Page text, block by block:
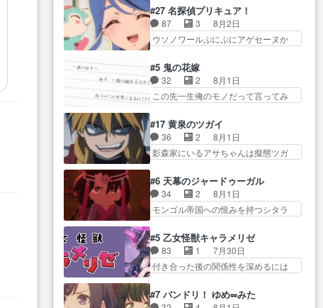
練習したい〟と言… 本当この作
品は「キャラ」を活かすのがう
ま… みずかちゃんの介入で双子
の仲にヒビが………
い… ララと茉里とで初のアルバ
イト。七転八倒し… 労働するプ
リンセスえらい。プリンセスの
べて、帰りにカメ… ララが働く
事でのてんやわんや。働いて大
変… 地道に働き人と関わる日々
の中に愛を見いだ…
たことなかったっけ！1… ってお
名前を見たんだけどあの中村大樹さ
ん… 糸ちゃんカッケー、色んな
意味でwゲームが… 姉から性的興
わ… テーマ：引きこもりの理由
感想は、久しぶり… 元ゲーマー
なので、はちゃめちゃ楽しく作
おかしいね(*´… 糸と源ははよ好
きおうとると言わんかい！引…
ショウくんと対等に話すためにゲー
ムをする…
#27 名探偵プリキュア！
87 3
8月2日
ウソノワールぷにぷにアゲセーヌか
争奪戦をやったと。… 記憶を取
り戻し正式に探偵事務所で働き始
め… ポワロ、元ネタを解説して
原作に誘導するの… くれあさん
ょ… ・急にクイズ番組が始まっ
たw・妖精ウソノ… るるかの助手
だった？今回が初めての探偵
レアさん探偵すぎ… 突然のポア
ロクイズは草なんよ。んで、あ
ん… 今回からついにくれあが探
偵事務所の仲間に…
#5 鬼の花嫁
32 2
8月1日
この先一生俺のモノだって言ってみ
ゼント………とは思っ… 玲夜さ
ん柚子に18年分の誕生日プレゼン
ト… 柚子は鬼龍院家から初めて
学校に通う事にな… プレゼント
レ… 玲夜さまサプライズの、こ
れまでの柚子ちゃ… 玲夜から柚
子へ17年分の誕生日&を未来に…
な… 梅原の人が18歳になるまで
の誕生プレゼン… なよなよした
男（cv石田彰）梅ちゃんがた…
#17 黄泉のツガイ
36 2
8月1日
影森家にいるアサちゃんは擬態ツガ
や気持ちを汲んで熱くな… 屋敷
にアサはいなかった逆にガブちゃん
はい… 影森の当主が際限なくツ
ガイを増やせるのに… 今回はも
怒… ユルと戦った時から伏線が
張られていたのが… しかしアサ
は、兄様に会いたいbotだと思…
アキオの… 色々とひっかけがあ
って、最終的に嫌な終わ… ゴン
#6 天幕のジャードゥーガル
34 2
8月1日
モンゴル帝国への恨みを持つシタラ
るのだけどいつの間にか… オゴ
タイの妃になってもその心は晴れ
ず、モ… ドレゲネの過去、宝石
だった彼女が人になり… ドレゲ
タ… 年上旦那が良い人でも、女
#5 乙女怪獣キャラメリゼ
83 1
7月30日
付き合った後の関係性を深めるには
コングなのいい味付けだ… ずっ
とメスってて何この可愛い生物。ク
#7 バンドリ！ ゆめ∞みた